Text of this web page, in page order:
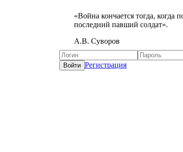
«Война кончается тогда, когда
последний павший солдат».
А.В. Суворов
Регистрация